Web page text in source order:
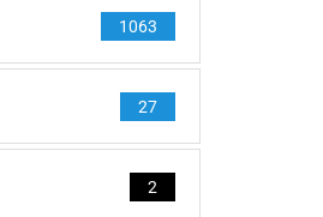
1063
27
2